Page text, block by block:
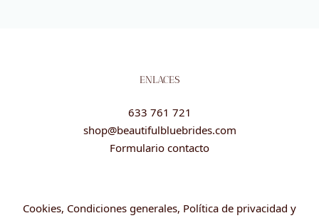
ENLACES
633 761 721
shop@beautifulbluebrides.com
Formulario contacto
Cookies, Condiciones generales, Política de privacidad y